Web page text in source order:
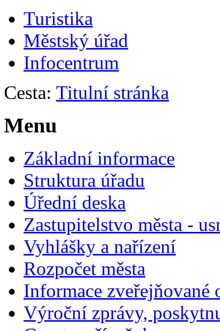
Turistika
Městský úřad
Infocentrum
Cesta: Titulní stránka
Menu
Základní informace
Struktura úřadu
Úřední deska
Zastupitelstvo města -
Vyhlášky a nařízení
Rozpočet města
Informace zveřejňované
Výroční zprávy,